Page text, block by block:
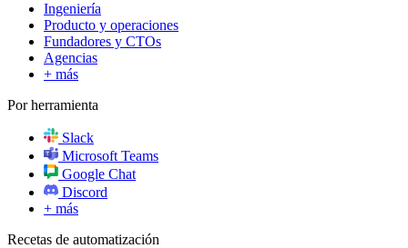
Ingeniería
Producto y operaciones
Fundadores y CTOs
Agencias
+ más
Por herramienta
Slack
Microsoft Teams
Google Chat
Discord
+ más
Recetas de automatización